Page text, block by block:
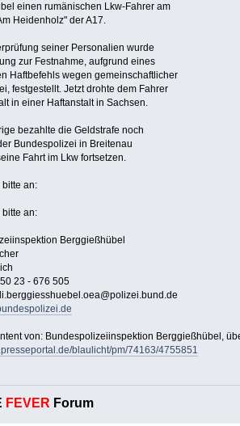
einen rumänischen Lkw-Fahrer am
Heidenholz" der A17.
seiner Personalien wurde
zur Festnahme, aufgrund eines
Haftbefehls wegen gemeinschaftlicher
festgestellt. Jetzt drohte dem Fahrer
in einer Haftanstalt in Sachsen.
bezahlte die Geldstrafe noch
Bundespolizei in Breitenau
Fahrt im Lkw fortsetzen.
bitte an:
bitte an:
Berggießhübel
23 - 676 505
von: Bundespolizeiinspektion Berggießhübel,
blaulicht/pm/74163/4755851
FEVER Forum